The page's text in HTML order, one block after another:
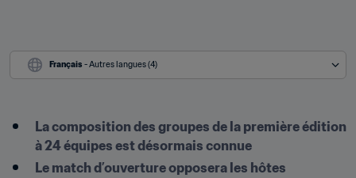
Français - Autres langues (4)
La composition des groupes de la première édition
à 24 équipes est désormais connue
Le match d’ouverture opposera les hôtes